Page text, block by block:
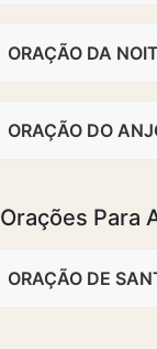
ORAÇÃO DA
ORAÇÃO DO
Orações Para
ORAÇÃO DE